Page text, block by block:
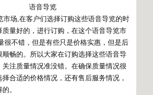
语音导览
场,在客户们选择订购这些语音导览的时
质量好的，进行订购，在这个语音导览市
很不错，但是有些只是价格实惠，但是后
顺畅的。所以大家在订购选择这些语音导
关注质量情况准没错。在确保质量情况很
合适的价格情况，还有售后服务情况，
。